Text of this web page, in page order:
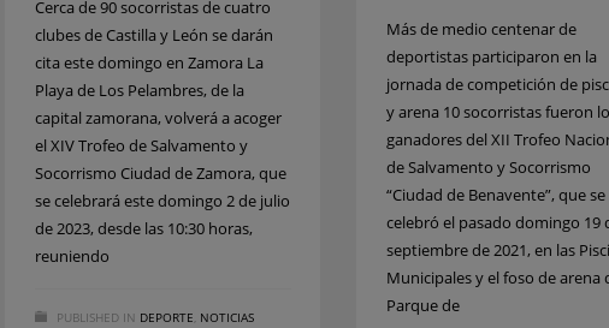
Cerca de 90 socorristas de cuatro
clubes de Castilla y León se darán
cita este domingo en Zamora La
Playa de Los Pelambres, de la
capital zamorana, volverá a acoger
el XIV Trofeo de Salvamento y
Socorrismo Ciudad de Zamora, que
se celebrará este domingo 2 de julio
de 2023, desde las 10:30 horas,
reuniendo
PUBLISHED IN DEPORTE, NOTICIAS
Más de medio centenar de
deportistas participaron en la
jornada de competición de
y arena 10 socorristas fueron
ganadores del XII Trofeo
de Salvamento y Socorrismo
“Ciudad de Benavente”, que se
celebró el pasado domingo 19
septiembre de 2021, en las
Municipales y el foso de arena
Parque de